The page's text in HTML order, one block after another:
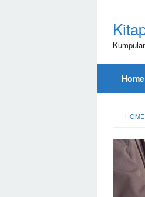
konten
Home
HOME